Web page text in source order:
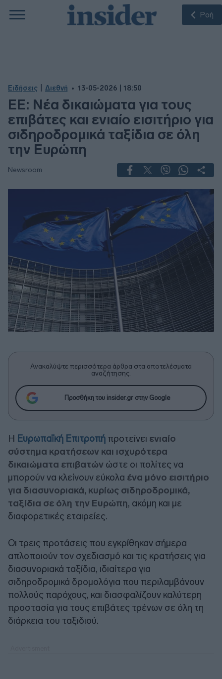
Ροή
Ειδήσεις Διεθνή 13-05-2026 | 18:50
ΕΕ: Νέα δικαιώματα για τους
επιβάτες και ενιαίο εισιτήριο για
σιδηροδρομικά ταξίδια σε όλη
την Ευρώπη
Newsroom
Ανακαλύψτε περισσότερα άρθρα στα αποτελέσματα
αναζήτησης.
Προσθήκη του insider.gr στην Google
Η Ευρωπαϊκή Επιτροπή προτείνει ενιαίο
σύστημα κρατήσεων και ισχυρότερα
δικαιώματα επιβατών ώστε οι πολίτες να
μπορούν να κλείνουν εύκολα ένα μόνο εισιτήριο
για διασυνοριακά, κυρίως σιδηροδρομικά,
ταξίδια σε όλη την Ευρώπη, ακόμη και με
διαφορετικές εταιρείες.
Οι τρεις προτάσεις που εγκρίθηκαν σήμερα
απλοποιούν τον σχεδιασμό και τις κρατήσεις για
διασυνοριακά ταξίδια, ιδιαίτερα για
σιδηροδρομικά δρομολόγια που περιλαμβάνουν
πολλούς παρόχους, και διασφαλίζουν καλύτερη
προστασία για τους επιβάτες τρένων σε όλη τη
διάρκεια του ταξιδιού.